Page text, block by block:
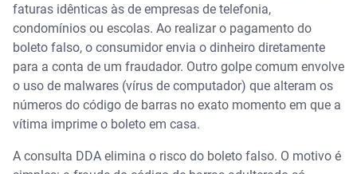
faturas idênticas às de empresas de telefonia,
condomínios ou escolas. Ao realizar o pagamento do
boleto falso, o consumidor envia o dinheiro diretamente
para a conta de um fraudador. Outro golpe comum envolve
o uso de malwares (vírus de computador) que alteram os
números do código de barras no exato momento em que a
vítima imprime o boleto em casa.
A consulta DDA elimina o risco do boleto falso. O motivo é